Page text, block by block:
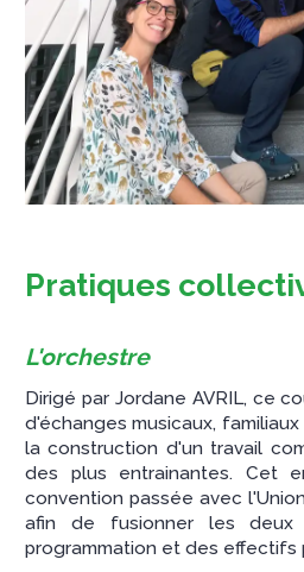
Pratiques
L'orchestre
Dirigé par Jordane AVRIL, ce
d'échanges musicaux,
la construction d'un travail
des plus entrainantes. Cet
convention passée avec
afin de fusionner les deux
programmation et des effectifs